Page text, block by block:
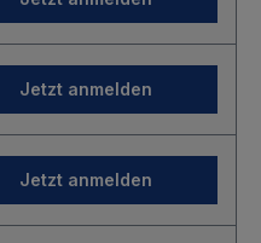
Jetzt anmelden
Jetzt anmelden